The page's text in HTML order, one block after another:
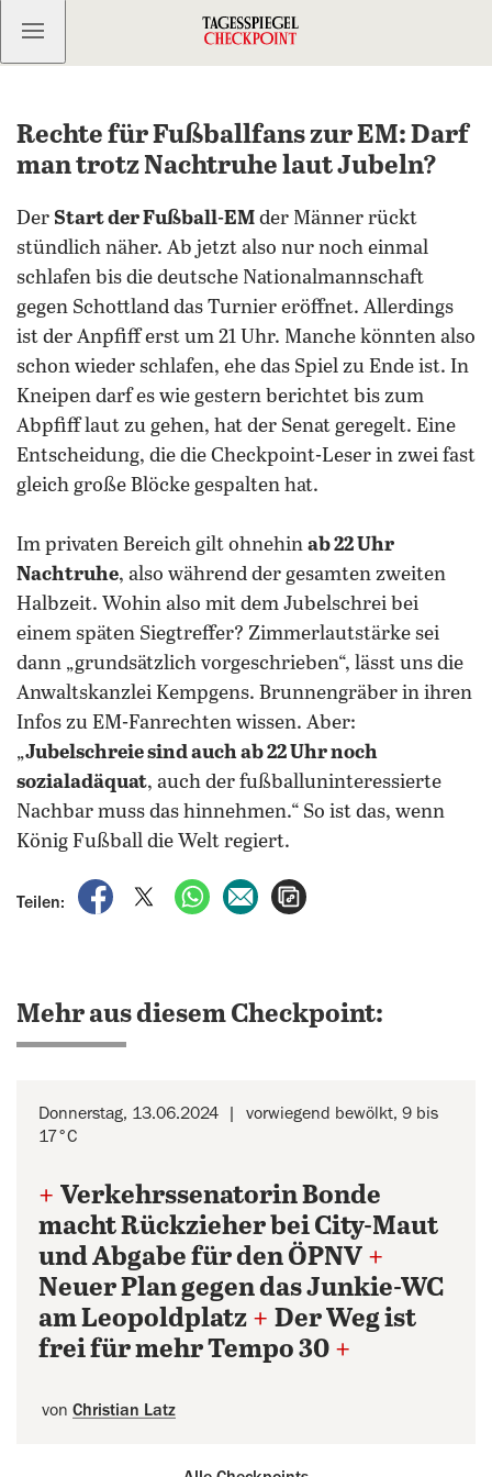
Kostenlos anmelden
Rechte für Fußballfans zur EM: Darf
man trotz Nachtruhe laut Jubeln?
Der Start der Fußball-EM der Männer rückt
stündlich näher. Ab jetzt also nur noch einmal
schlafen bis die deutsche Nationalmannschaft
gegen Schottland das Turnier eröffnet. Allerdings
ist der Anpfiff erst um 21 Uhr. Manche könnten also
schon wieder schlafen, ehe das Spiel zu Ende ist. In
Kneipen darf es wie gestern berichtet bis zum
Abpfiff laut zu gehen, hat der Senat geregelt. Eine
Entscheidung, die die Checkpoint-Leser in zwei fast
gleich große Blöcke gespalten hat.
Im privaten Bereich gilt ohnehin ab 22 Uhr
Nachtruhe, also während der gesamten zweiten
Halbzeit. Wohin also mit dem Jubelschrei bei
einem späten Siegtreffer? Zimmerlautstärke sei
dann „grundsätzlich vorgeschrieben“, lässt uns die
Anwaltskanzlei Kempgens. Brunnengräber in ihren
Infos zu EM-Fanrechten wissen. Aber:
„Jubelschreie sind auch ab 22 Uhr noch
sozialadäquat, auch der fußballuninteressierte
Nachbar muss das hinnehmen.“ So ist das, wenn
König Fußball die Welt regiert.
Teilen:
auf Facebook teilen
auf X teilenper WhatsApp teilen
per E-Mail teilen
Mehr aus diesem Checkpoint:
Donnerstag, 13.06.2024
vorwiegend bewölkt, 9 bis
17°C
+ Verkehrssenatorin Bonde
macht Rückzieher bei City-Maut
und Abgabe für den ÖPNV +
Neuer Plan gegen das Junkie-WC
am Leopoldplatz + Der Weg ist
frei für mehr Tempo 30 +
von Christian Latz